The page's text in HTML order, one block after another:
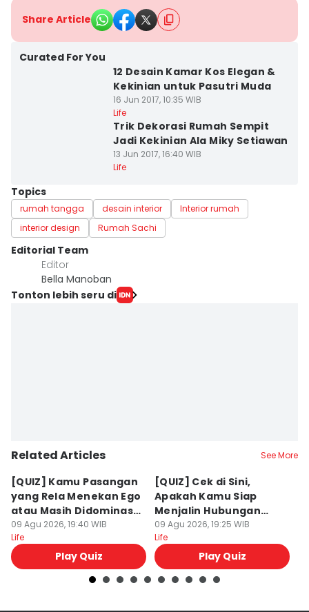
Share Article
Curated For You
12 Desain Kamar Kos Elegan &
Kekinian untuk Pasutri Muda
16 Jun 2017, 10:35 WIB
Life
Trik Dekorasi Rumah Sempit
Jadi Kekinian Ala Miky Setiawan
13 Jun 2017, 16:40 WIB
Life
Topics
rumah tangga desain interior
Interior rumah
interior design
Rumah Sachi
Editorial Team
Editor
Bella Manoban
Tonton lebih seru di
Related Articles See More
[QUIZ] Kamu Pasangan
yang Rela Menekan Ego
atau Masih Didominasi
Ego?
09 Agu 2026, 19:40 WIB
Life
Play Quiz
[QUIZ] Cek di Sini,
Apakah Kamu Siap
Menjalin Hubungan
Serius?
09 Agu 2026, 19:25 WIB
Life
Play Quiz